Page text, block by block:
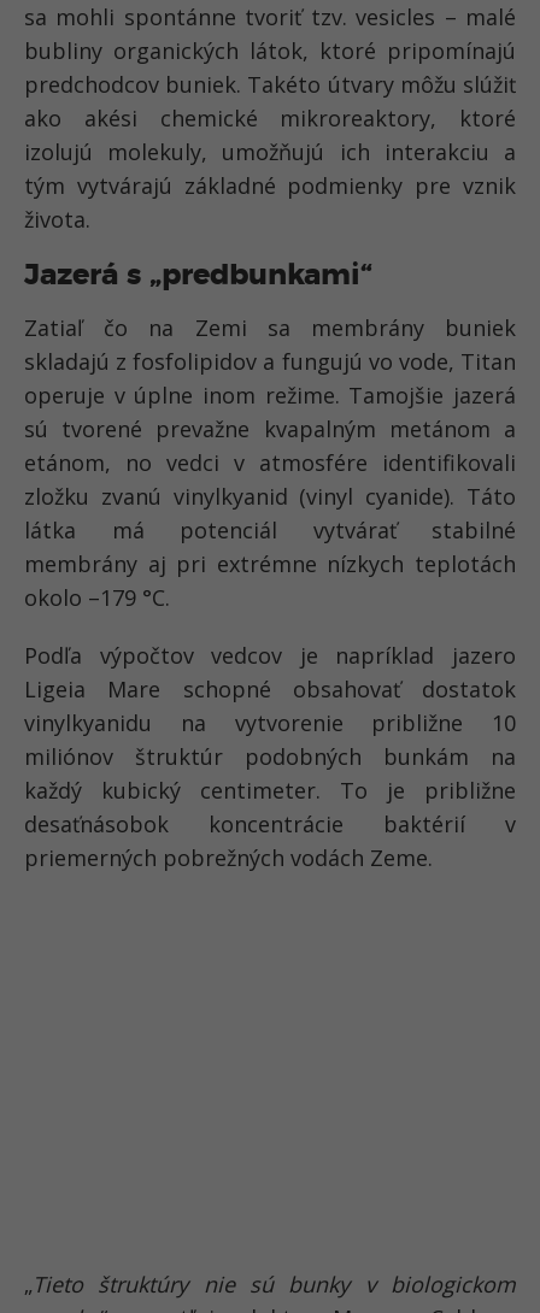
sa mohli spontánne tvoriť tzv. vesicles – malé
bubliny organických látok, ktoré pripomínajú
predchodcov buniek. Takéto útvary môžu slúžiť
ako akési chemické mikroreaktory, ktoré
izolujú molekuly, umožňujú ich interakciu a
tým vytvárajú základné podmienky pre vznik
života.
Jazerá s „predbunkami“
Zatiaľ čo na Zemi sa membrány buniek
skladajú z fosfolipidov a fungujú vo vode, Titan
operuje v úplne inom režime. Tamojšie jazerá
sú tvorené prevažne kvapalným metánom a
etánom, no vedci v atmosfére identifikovali
zložku zvanú vinylkyanid (vinyl cyanide). Táto
látka má potenciál vytvárať stabilné
membrány aj pri extrémne nízkych teplotách
okolo –179 °C.
Podľa výpočtov vedcov je napríklad jazero
Ligeia Mare schopné obsahovať dostatok
vinylkyanidu na vytvorenie približne 10
miliónov štruktúr podobných bunkám na
každý kubický centimeter. To je približne
desaťnásobok koncentrácie baktérií v
priemerných pobrežných vodách Zeme.
„Tieto štruktúry nie sú bunky v biologickom